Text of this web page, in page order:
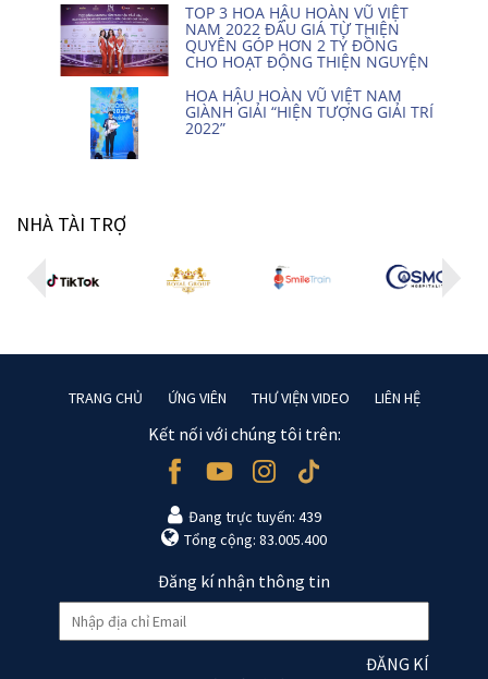
TOP 3 HOA HẬU HOÀN VŨ VIỆT
NAM 2022 ĐẤU GIÁ TỪ THIỆN
QUYÊN GÓP HƠN 2 TỶ ĐỒNG
CHO HOẠT ĐỘNG THIỆN NGUYỆN
HOA HẬU HOÀN VŨ VIỆT NAM
GIÀNH GIẢI “HIỆN TƯỢNG GIẢI TRÍ
2022”
NHÀ TÀI TRỢ
TRANG CHỦ ỨNG VIÊN THƯ VIỆN VIDEO LIÊN HỆ
Kết nối với chúng tôi trên:
Đang trực tuyến: 439
Tổng cộng: 83.005.400
Đăng kí nhận thông tin
ĐĂNG KÍ